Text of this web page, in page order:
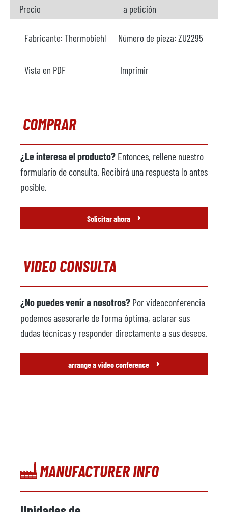
Precio
a petición
Fabricante: Thermobiehl Número de pieza: ZU2295
Vista en PDF Imprimir
COMPRAR
¿Le interesa el producto? Entonces, rellene nuestro
formulario de consulta. Recibirá una respuesta lo antes
posible.
Solicitar ahora ›
VIDEO CONSULTA
¿No puedes venir a nosotros? Por videoconferencia
podemos asesorarle de forma óptima, aclarar sus
dudas técnicas y responder directamente a sus deseos.
arrange a video conference ›
MANUFACTURER INFO